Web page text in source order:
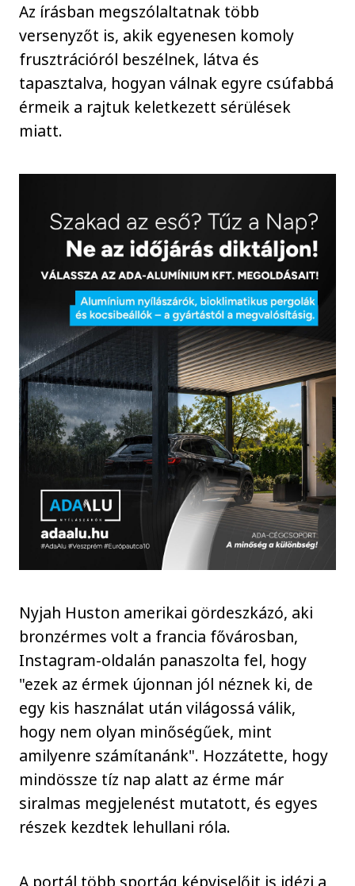
Az írásban megszólaltatnak több
versenyzőt is, akik egyenesen komoly
frusztrációról beszélnek, látva és
tapasztalva, hogyan válnak egyre csúfabbá
érmeik a rajtuk keletkezett sérülések
miatt.
Nyjah Huston amerikai gördeszkázó, aki
bronzérmes volt a francia fővárosban,
Instagram-oldalán panaszolta fel, hogy
"ezek az érmek újonnan jól néznek ki, de
egy kis használat után világossá válik,
hogy nem olyan minőségűek, mint
amilyenre számítanánk". Hozzátette, hogy
mindössze tíz nap alatt az érme már
siralmas megjelenést mutatott, és egyes
részek kezdtek lehullani róla.
A portál több sportág képviselőit is idézi a